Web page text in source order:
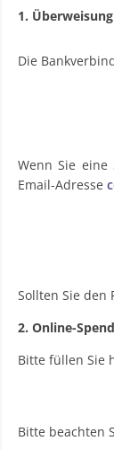
1.
Die
Wenn Sie
Email-Adresse
Sollten Sie den
2. Online-
Bitte füllen Sie
Bitte beachten